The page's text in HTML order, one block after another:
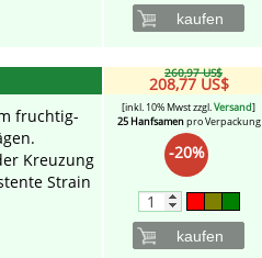
kaufen
fruchtig-
Kreuzung
Strain
260,97 US$
208,77 US$
[inkl. 10% Mwst zzgl.Versand]
25 Hanfsamenpro Verpackung
-20%
kaufen